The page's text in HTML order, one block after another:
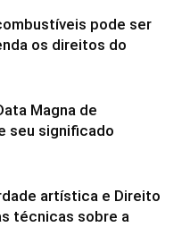
pode ser
os direitos do
Magna de
seu significado
artística e Direito
técnicas sobre a